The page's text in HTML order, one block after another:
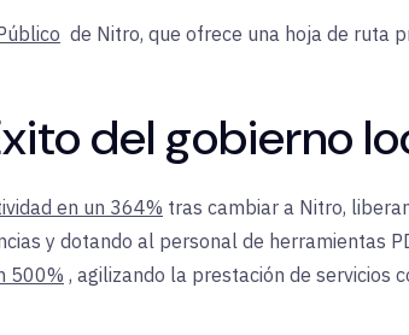
de Nitro, que ofrece una hoja de ruta
del gobierno
en un 364% tras cambiar a Nitro,
y dotando al personal de herramientas
500% , agilizando la prestación de servicios